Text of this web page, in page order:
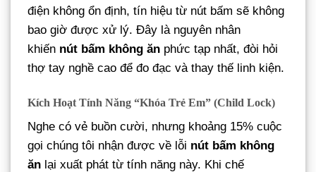
điện không ổn định, tín hiệu từ nút bấm sẽ không
bao giờ được xử lý. Đây là nguyên nhân
khiến nút bấm không ăn phức tạp nhất, đòi hỏi
thợ tay nghề cao để đo đạc và thay thế linh kiện.
Kích Hoạt Tính Năng “Khóa Trẻ Em” (Child Lock)
Nghe có vẻ buồn cười, nhưng khoảng 15% cuộc
gọi chúng tôi nhận được về lỗi nút bấm không
ăn lại xuất phát từ tính năng này. Khi chế